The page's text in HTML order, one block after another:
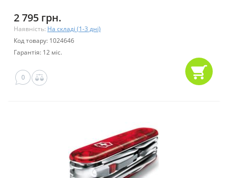
2 795 грн.
Наявність: На складі (1-3 дні)
Код товару: 1024646
Гарантія: 12 міс.
0